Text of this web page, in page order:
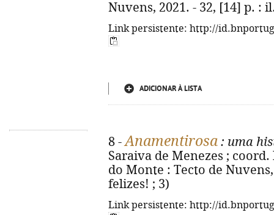
Nuvens, 2021. - 32, [14] p. :
Link persistente: http://
ADICIONAR À LISTA
8 -Anamentirosa : uma
Saraiva de Menezes ;
do Monte : Tecto de
felizes! ; 3)
Link persistente: http://